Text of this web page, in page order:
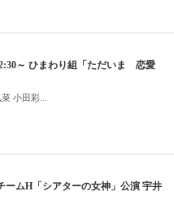
～ ひまわり組「ただいま 恋愛
小田彩...
ームH「シアターの女神」公演 宇井